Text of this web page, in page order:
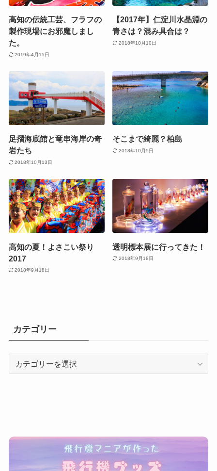
高知の伝統工芸、フラフの
製作現場にお邪魔しまし
た。
2019年4月15日
【2017年】仁淀川水晶淵の
青さは？混み具合は？
2018年10月10日
足摺海底館と竜串海岸の奇
岩たち
2018年10月13日
そこまで綺麗？柏島
2018年10月5日
高知の夏！よさこい祭り
2017
2018年9月18日
透明標本展に行ってきた！
2018年9月18日
カテゴリー